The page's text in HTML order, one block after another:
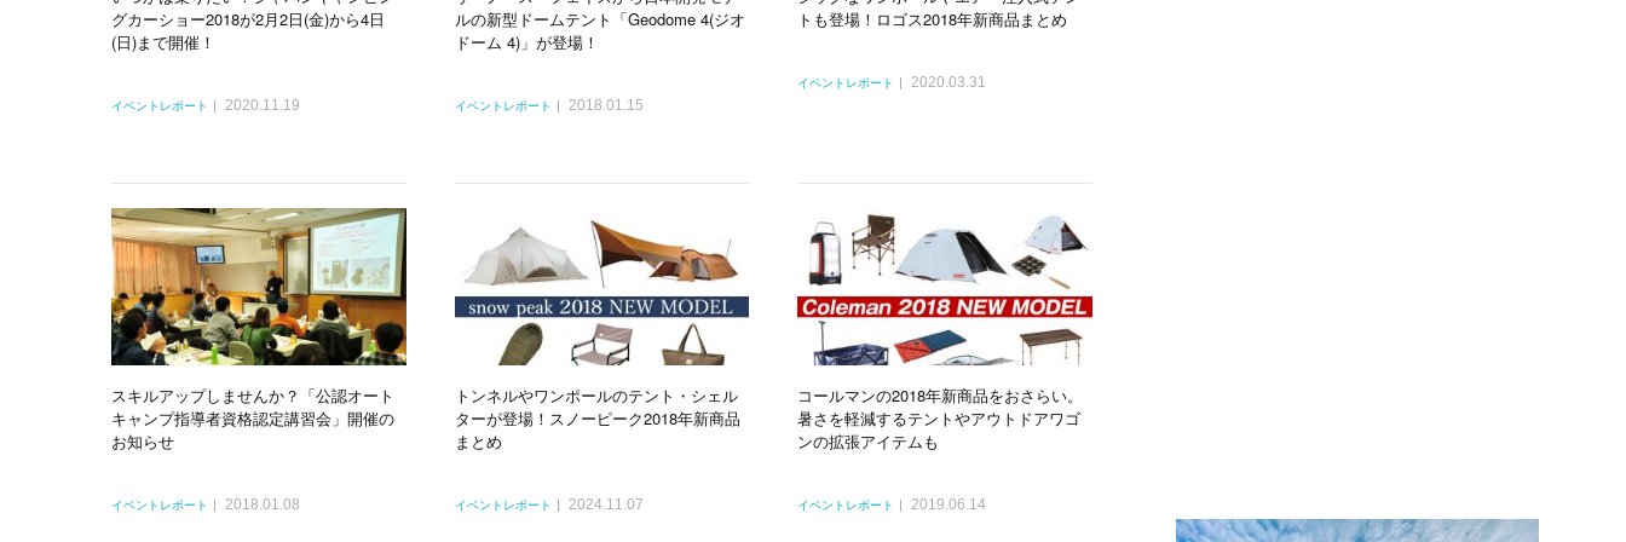
グカーショー2018が2月2日(金)から4日
(日)まで開催！
イベントレポート 2020.11.19
ルの新型ドームテント「Geodome 4(ジオ
ドーム 4)」が登場！
イベントレポート 2018.01.15
トも登場！ロゴス2018年新商品まとめ
イベントレポート 2020.03.31
スキルアップしませんか？「公認オート
キャンプ指導者資格認定講習会」開催の
お知らせ
イベントレポート 2018.01.08
トンネルやワンポールのテント・シェル
ターが登場！スノーピーク2018年新商品
まとめ
イベントレポート 2024.11.07
コールマンの2018年新商品をおさらい。
暑さを軽減するテントやアウトドアワゴ
ンの拡張アイテムも
イベントレポート 2019.06.14